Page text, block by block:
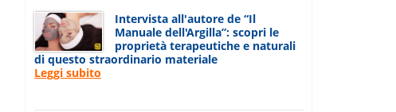
Intervista all'autore de “Il
Manuale dell'Argilla”: scopri le
proprietà terapeutiche e naturali
di questo straordinario materiale
Leggi subito